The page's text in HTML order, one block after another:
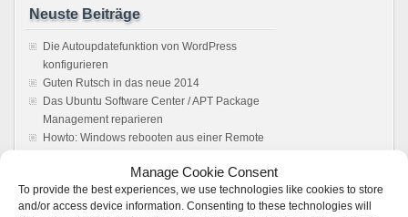
Manage Cookie Consent
To provide the best experiences, we use technologies like cookies to store
and/or access device information. Consenting to these technologies will
Neuste Beiträge
Die Autoupdatefunktion von WordPress
konfigurieren
Guten Rutsch in das neue 2014
Das Ubuntu Software Center / APT Package
Management reparieren
Howto: Windows rebooten aus einer Remote
Sonos Windows Controller 4.1 unter Wine,
Anleitung. Es läuft !